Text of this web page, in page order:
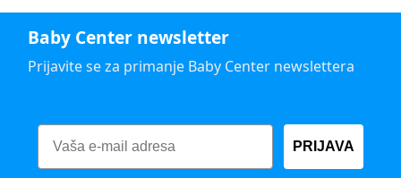
Baby Center newsletter
Prijavite se za primanje Baby Center newslettera
PRIJAVA